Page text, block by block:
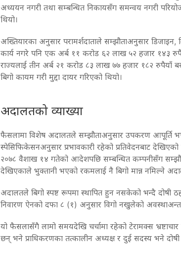
अध्ययन नगरी तथा सम्बन्धित निकायसँग समन्वय नगरी
थियो।
अख्तियारका अनुसार परामर्शदाताले सम्झौताअनुसार
कार्य नगरे पनि एक अर्ब ११ करोड ६२ लाख ५२ हजार १४३
राज्यलाई तीन अर्ब २१ करोड ८३ लाख ७७ हजार १८२ रुपैयाँ
बिगो कायम गरी मुद्दा दायर गरिएको थियो।
अदालतको व्याख्या
फैसलामा विशेष अदालतले सम्झौताअनुसार उपकरण आपूर्ति
स्पेसिफिकेसनअनुसार प्रभावकारी रहेको प्रतिवेदनबाट
२०७८ वैशाख १४ गतेको आदेशपछि सम्बन्धित कम्पनीसँग
देखिएकाले भुक्तानी भएको रकमलाई नै बिगो मान्न नमिल्ने
अदालतले बिगो स्पष्ट रूपमा स्थापित हुन नसकेको भन्दै दोषी ठहर
निवारण ऐनको दफा ८ (१) अनुसार विगो नखुलेको
यो फैसलासँगै लामो समयदेखि चर्चामा रहेको टेरामक्स
छन् भने प्राधिकरणका तत्कालीन अध्यक्ष र दुई सदस्य भने